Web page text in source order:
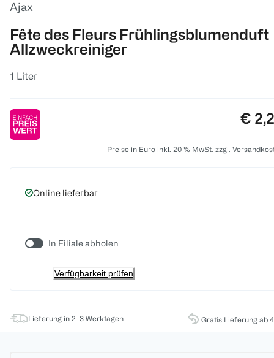
Ajax
Fête des Fleurs Frühlingsblumenduft
Allzweckreiniger
1 Liter
€
Preise in Euro inkl. 20 % MwSt. zzgl.
Online lieferbar
In Filiale abholen
Verfügbarkeit prüfen
Lieferung in 2-3 Werktagen Gratis Lieferung ab